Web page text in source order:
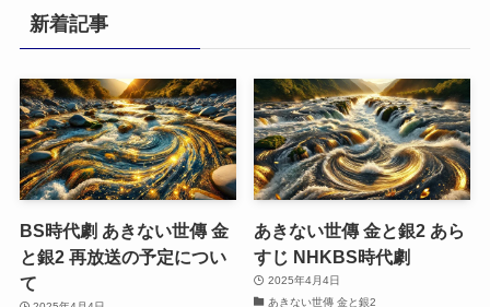
リ
ー
新着記事
BS時代劇 あきない世傳 金
と銀2 再放送の予定につい
て
あきない世傳 金と銀2 あら
すじ NHKBS時代劇
2025年4月4日
あきない世傳 金と銀2